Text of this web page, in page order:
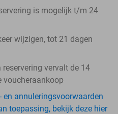
is mogelijk t/m 24
wijzigen, tot 21 dagen
vervalt de 14
voucheraankoop
annuleringsvoorwaarden
toepassing, bekijk deze hier